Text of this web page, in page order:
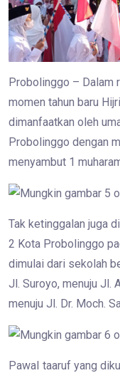
Probolinggo – Dalam
momen tahun baru
dimanfaatkan oleh
Probolinggo dengan
menyambut 1
Tak ketinggalan juga
2 Kota Probolinggo
dimulai dari sekolah
Jl. Suroyo, menuju Jl.
menuju Jl. Dr. Moch.
PawaI taaruf yang